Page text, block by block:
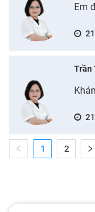
Em
Trần
1 2